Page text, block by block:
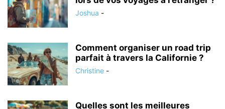
Joshua -
Comment organiser un road trip
parfait à travers la Californie ?
Christine -
Quelles sont les meilleures